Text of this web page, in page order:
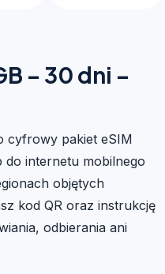
– 30 dni –
cyfrowy pakiet eSIM
do internetu mobilnego
objętych
kod QR oraz instrukcję
odbierania ani